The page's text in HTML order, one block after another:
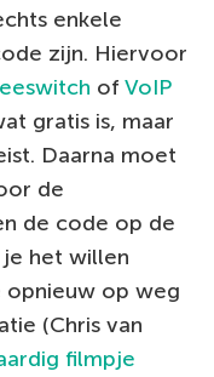
enkele
zijn. Hiervoor
of VoIP
gratis is, maar
Daarna moet
de
de code op de
het willen
opnieuw op weg
(Chris van
filmpje